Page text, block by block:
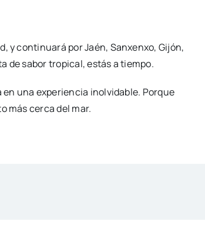
y continuará por Jaén, Sanxenxo, Gijón,
de sabor tropical, estás a tiempo.
una experiencia inolvidable. Porque
más cerca del mar.